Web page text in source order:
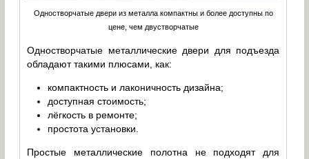
Одностворчатые двери из металла компактны и более доступны по
цене, чем двустворчатые
Одностворчатые металлические двери для подъезда
обладают такими плюсами, как:
компактность и лаконичность дизайна;
доступная стоимость;
лёгкость в ремонте;
простота установки.
Простые металлические полотна не подходят для